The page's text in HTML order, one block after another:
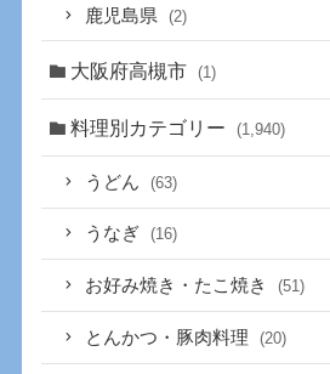
鹿児島県 (2)
大阪府高槻市 (1)
料理別カテゴリー (1,940)
うどん (63)
うなぎ (16)
お好み焼き・たこ焼き (51)
とんかつ・豚肉料理 (20)